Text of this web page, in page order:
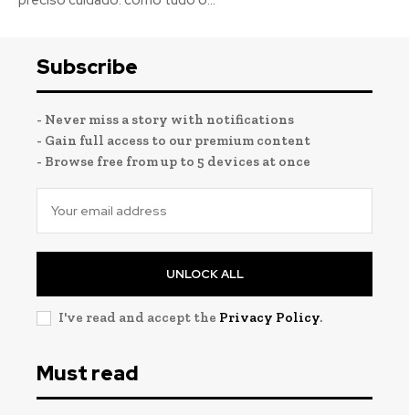
Subscribe
- Never miss a story with notifications
- Gain full access to our premium content
- Browse free from up to 5 devices at once
UNLOCK ALL
I've read and accept the Privacy Policy.
Must read